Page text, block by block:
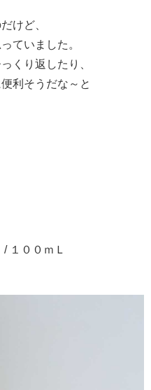
けど、
ていました。
くり返したり、
利そうだな～と
１００ｍＬ